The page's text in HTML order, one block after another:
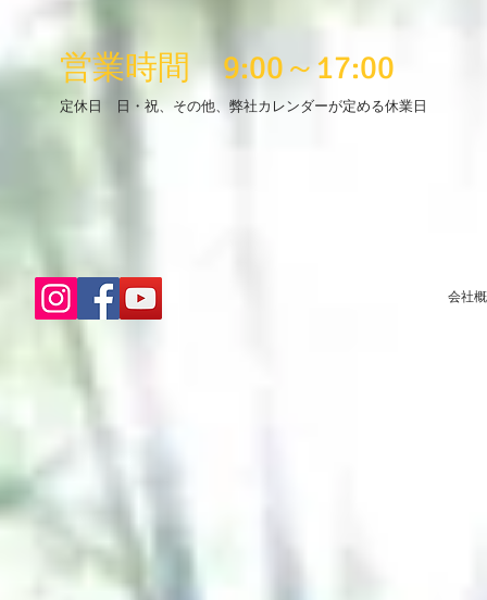
​営業時間 9:00～17:00
定休日 日・祝、その他、弊社カレンダーが定める休業日
会社